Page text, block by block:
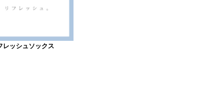
ッシュソックス